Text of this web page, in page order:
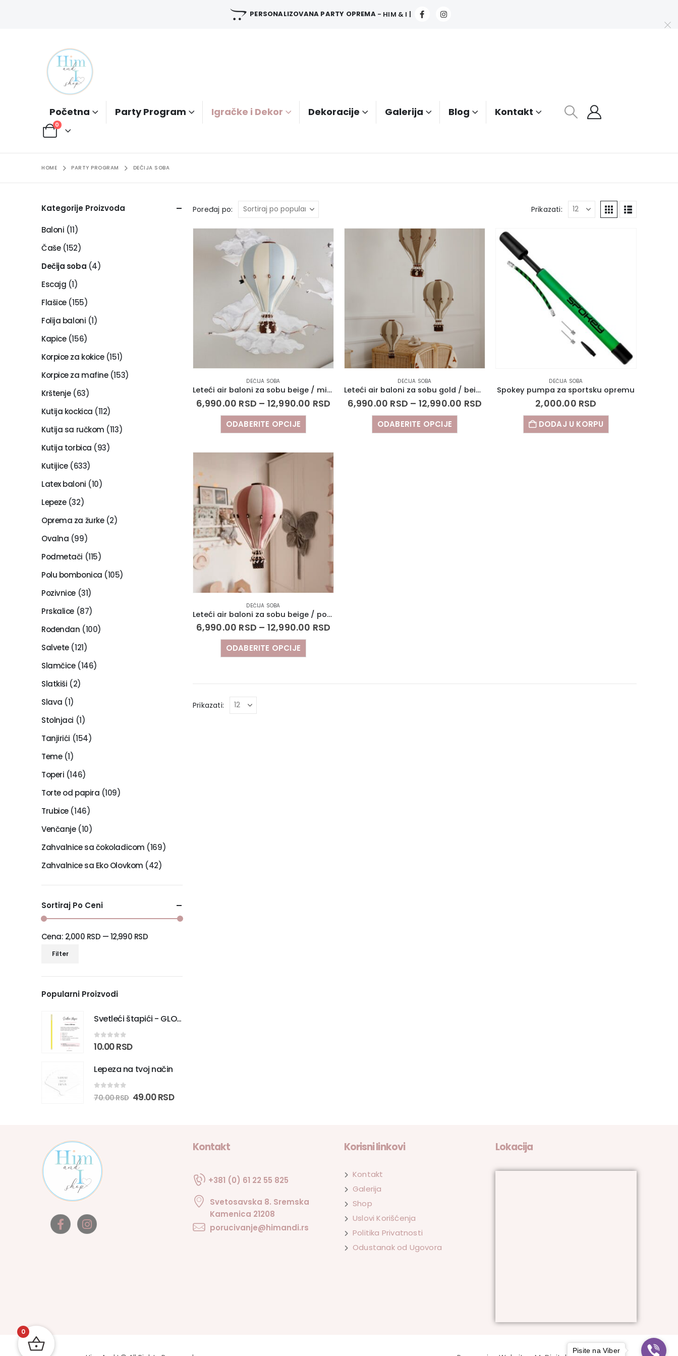
PERSONALIZOVANA PARTY OPREMA - HIM & I |
Početna Party Program Igračke i Dekor Dekoracije Galerija Blog Kontakt
0
HOME PARTY PROGRAM DEČIJA SOBA
Poređaj po: Prikazati:
DEČIJA SOBA
Leteći air baloni za sobu beige / mintgrey
6,990.00 RSD – 12,990.00 RSD
ODABERITE OPCIJE
DEČIJA SOBA
Leteći air baloni za sobu gold / beige
6,990.00 RSD – 12,990.00 RSD
ODABERITE OPCIJE
DEČIJA SOBA
Spokey pumpa za sportsku opremu
2,000.00 RSD
DODAJ U KORPU
DEČIJA SOBA
Leteći air baloni za sobu beige / powder pink
6,990.00 RSD – 12,990.00 RSD
ODABERITE OPCIJE
Prikazati:
Kategorije Proizvoda
Baloni (11)
Čaše (152)
Dečija soba (4)
Escajg (1)
Flašice (155)
Folija baloni (1)
Kapice (156)
Korpice za kokice (151)
Korpice za mafine (153)
Krštenje (63)
Kutija kockica (112)
Kutija sa ručkom (113)
Kutija torbica (93)
Kutijice (633)
Latex baloni (10)
Lepeze (32)
Oprema za žurke (2)
Ovalna (99)
Podmetači (115)
Polu bombonica (105)
Pozivnice (31)
Prskalice (87)
Rođendan (100)
Salvete (121)
Slamčice (146)
Slatkiši (2)
Slava (1)
Stolnjaci (1)
Tanjirići (154)
Teme (1)
Toperi (146)
Torte od papira (109)
Trubice (146)
Venčanje (10)
Zahvalnice sa čokoladicom (169)
Zahvalnice sa Eko Olovkom (42)
Sortiraj Po Ceni
Filter
Cena: 2,000 RSD —12,990 RSD
Popularni Proizvodi
Svetleći štapići - GLOW STICKS
0out of 5
10.00RSD
Lepeza na tvoj način
70.00RSD 49.00RSD
Kontakt
+381 (0) 61 22 55 825
Svetosavska 8. Sremska
Kamenica 21208
porucivanje@himandi.rs
Korisni linkovi
Kontakt
Galerija
Shop
Uslovi Korišćenja
Politika Privatnosti
Odustanak od Ugovora
Lokacija
0
Pisite na Viber